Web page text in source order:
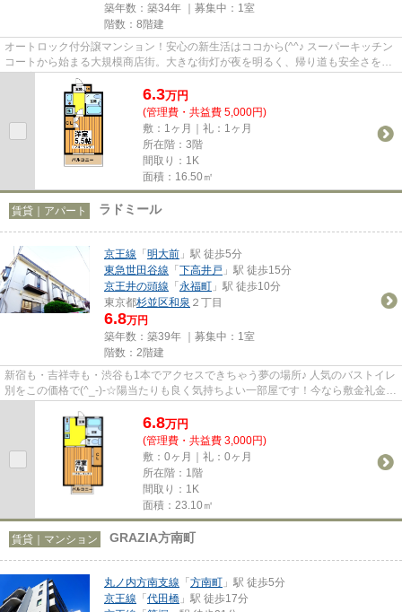
築年数：築34年 ｜募集中： 1室
階数：8階建
オートロック付分譲マンション！安心の新生活はココから(^^♪ スーパーキッチン
コートから始まる大規模商店街。大きな街灯が夜を明るく、帰り道も安全さをさ
らに増します。 丸ノ内線始...
6.3万円
(管理費・共益費 5,000円)
敷：1ヶ月｜礼：1ヶ月
所在階：3階
間取り：1K
面積：16.50㎡
賃貸｜アパート ラドミール
京王線 「明大前 」駅 徒歩5分
東急世田谷線 「下高井戸 」駅 徒歩15分
京王井の頭線 「永福町 」駅 徒歩10分
東京都杉並区和泉 ２丁目
6.8万円
築年数：築39年 ｜募集中： 1室
階数：2階建
新宿も・吉祥寺も・渋谷も1本でアクセスできちゃう夢の場所♪ 人気のバストイレ
別をこの価格で(^_-)-☆陽当たりも良く気持ちよい一部屋です！今なら敷金礼金無
しキャンペーン中♪せっかく...
6.8万円
(管理費・共益費 3,000円)
敷：0ヶ月｜礼：0ヶ月
所在階：1階
間取り：1K
面積：23.10㎡
賃貸｜マンション GRAZIA方南町
丸ノ内方南支線 「方南町 」駅 徒歩5分
京王線 「代田橋 」駅 徒歩17分